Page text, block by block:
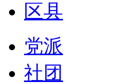
区县
党派
社团